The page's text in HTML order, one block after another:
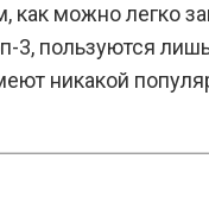
как можно легко
3, пользуются
никакой